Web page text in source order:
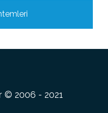
© 2006 - 2021